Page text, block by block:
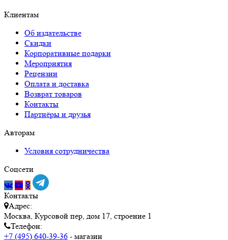
Клиентам
Об издательстве
Скидки
Корпоративные подарки
Мероприятия
Рецензии
Оплата и доставка
Возврат товаров
Контакты
Партнёры и друзья
Авторам
Условия сотрудничества
Соцсети
Контакты
Адрес:
Москва, Курсовой пер, дом 17, строение 1
Телефон:
+7 (495) 640-39-36 - магазин